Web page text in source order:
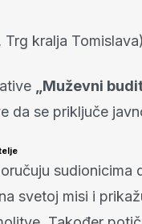
Trg kralja Tomislava)
„Muževni
da se priključe
sudionicima
svetoj misi i